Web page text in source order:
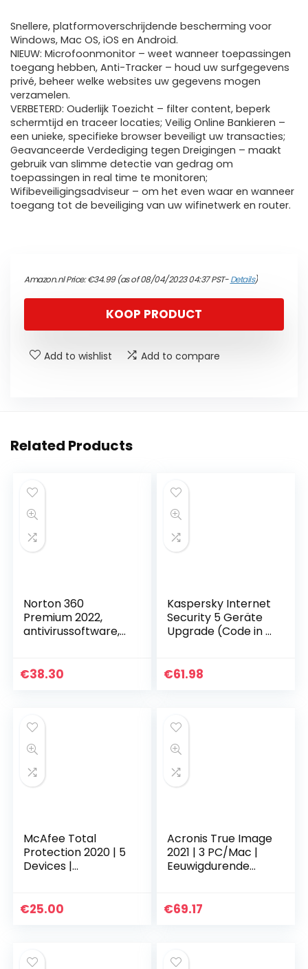
Snellere, platformoverschrijdende bescherming voor
Windows, Mac OS, iOS en Android.
NIEUW: Microfoonmonitor – weet wanneer toepassingen
toegang hebben, Anti-Tracker – houd uw surfgegevens
privé, beheer welke websites uw gegevens mogen
verzamelen.
VERBETERD: Ouderlijk Toezicht – filter content, beperk
schermtijd en traceer locaties; Veilig Online Bankieren –
een unieke, specifieke browser beveiligt uw transacties;
Geavanceerde Verdediging tegen Dreigingen – maakt
gebruik van slimme detectie van gedrag om
toepassingen in real time te monitoren;
Wifibeveiligingsadviseur – om het even waar en wanneer
toegang tot de beveiliging van uw wifinetwerk en router.
Amazon.nl Price:€34.99(as of 08/04/2023 04:37 PST-Details)
KOOP PRODUCT
Add to wishlist Add to compare
Related Products
Norton 360
Premium 2022,
antivirussoftware,
Jaar , Secure VPN
€38.30
Kaspersky Internet
Security 5 Geräte
Upgrade (Code in a
d
€61.98
McAfee Total
Protection 2020 | 5
Devices |
Activation code by
€25.00
Acronis True Image
2021 | 3 PC/Mac |
Eeuwigdurende
cyberbeveiliging |
€69.17